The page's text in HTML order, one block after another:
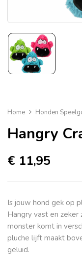
Home Honden
Hangry
€ 11,95
Is jouw hond gek op
Hangry vast en
monster komt in
pluche lijft maakt
geluid.